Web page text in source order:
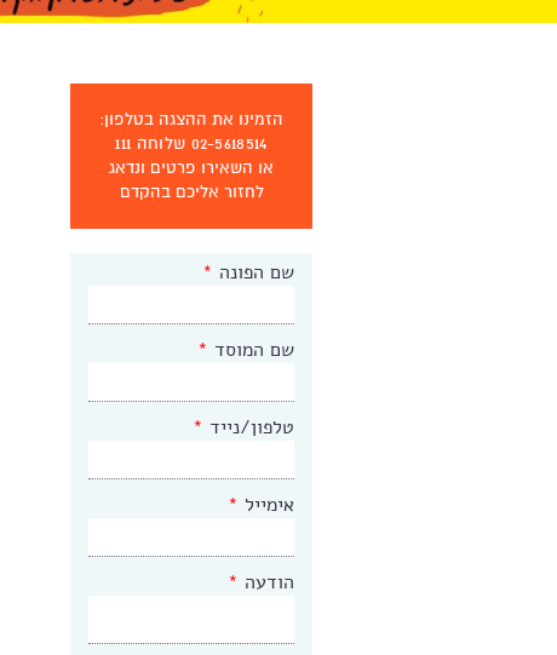
הזמינו את ההצגה בטלפון:
02-5618514 שלוחה 111
או השאירו פרטים ונדאג
לחזור אליכם בהקדם
שם הפונה *
שם המוסד *
טלפון/נייד *
אימייל *
הודעה *